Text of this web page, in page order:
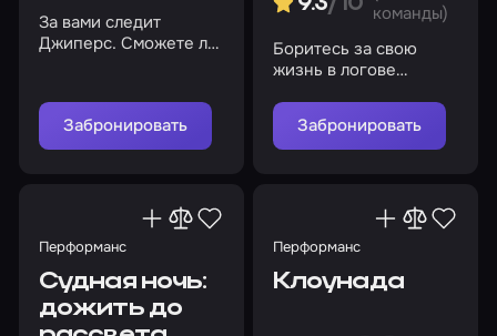
За вами следит
Джиперс. Сможете ли
Забронировать
9.3/10 команды)
Боритесь за свою
жизнь в логове
существа
Забронировать
Перформанс
Судная ночь:
дожить до
Перформанс
Клоунада